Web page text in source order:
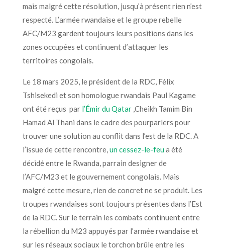
mais malgré cette résolution, jusqu’à présent rien n’est
respecté. L’armée rwandaise et le groupe rebelle
AFC/M23 gardent toujours leurs positions dans les
zones occupées et continuent d’attaquer les
territoires congolais.
Le 18 mars 2025, le président de la RDC, Félix
Tshisekedi et son homologue rwandais Paul Kagame
ont été reçus par l’Émir du Qatar ,Cheikh Tamim Bin
Hamad Al Thani dans le cadre des pourparlers pour
trouver une solution au conflit dans l’est de la RDC. A
l’issue de cette rencontre, un cessez-le-feua été
décidé entre le Rwanda, parrain designer de
l’AFC/M23 et le gouvernement congolais. Mais
malgré cette mesure, rien de concret ne se produit. Les
troupes rwandaises sont toujours présentes dans l’Est
de la RDC. Sur le terrain les combats continuent entre
la rébellion du M23 appuyés par l’armée rwandaise et
sur les réseaux sociaux le torchon brûle entre les